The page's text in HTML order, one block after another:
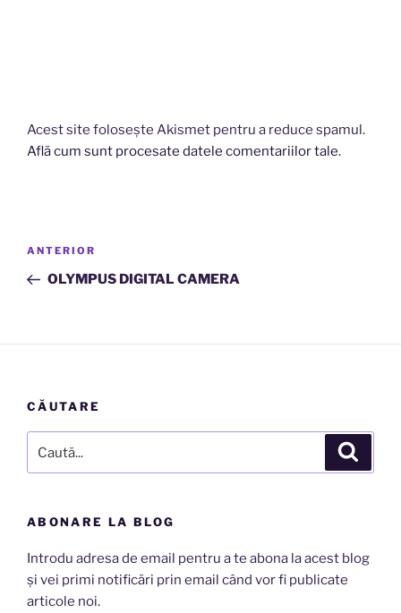
Acest site folosește Akismet pentru a reduce spamul.
Află cum sunt procesate datele comentariilor tale.
Navigare
articole
Articolul
anterior
ANTERIOR
OLYMPUS DIGITAL CAMERA
CĂUTARE
după:
ABONARE LA BLOG
Introdu adresa de email pentru a te abona la acest blog
și vei primi notificări prin email când vor fi publicate
articole noi.